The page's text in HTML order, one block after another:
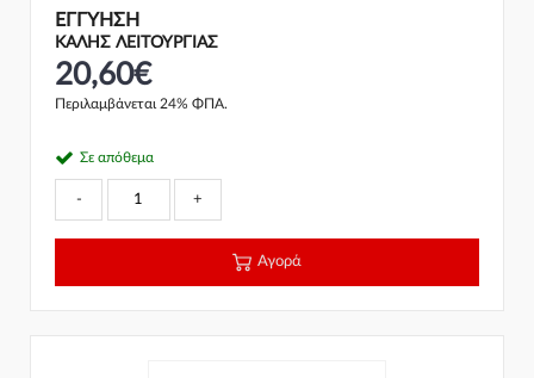
ΕΓΓΎΗΣΗ
ΚΑΛΗΣ ΛΕΙΤΟΥΡΓΙΑΣ
20,60€
Περιλαμβάνεται 24% ΦΠΑ.
Σε απόθεμα
- +
Αγορά